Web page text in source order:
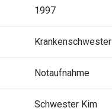
1997
Krankenschwester
Notaufnahme
Schwester Kim